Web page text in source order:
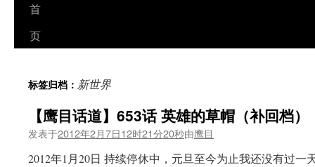
跳
至
文
首
页
标签归档： 新世界
【鹰目话道】653话 英雄的草帽（补回档）
发表于2012年2月7日12时21分20秒由鹰目
2012年1月20日 持续停休中，元旦至今为止我还没有过